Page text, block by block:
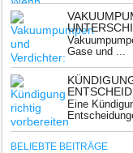
Gase und ...
Eine
BELIEBTE BEITRÄGE